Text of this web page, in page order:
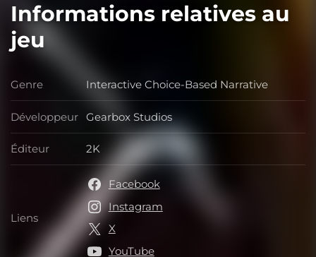
Informations relatives au
jeu
Genre Genre
Interactive Choice-Based Narrative
Développeur Développeur
Gearbox Studios
Éditeur Éditeur
2K
Liens Liens
Facebook
Instagram
X
YouTube